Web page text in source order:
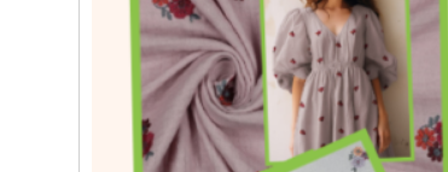
gekozen
worden